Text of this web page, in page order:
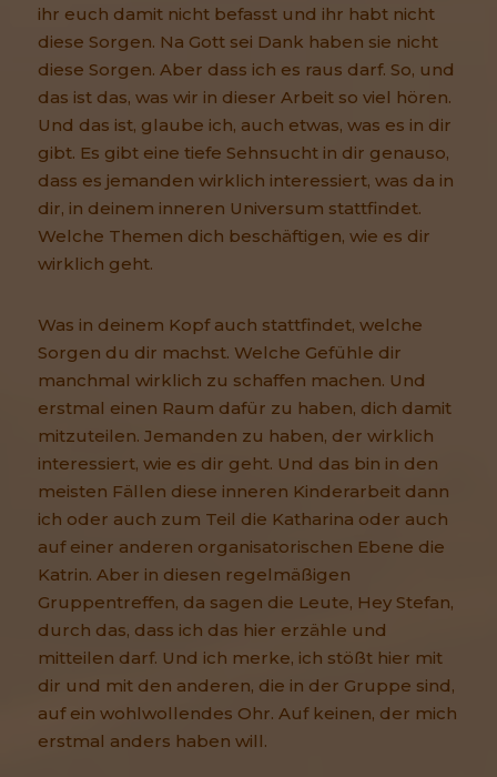
ihr euch damit nicht befasst und ihr habt nicht
diese Sorgen. Na Gott sei Dank haben sie nicht
diese Sorgen. Aber dass ich es raus darf. So, und
das ist das, was wir in dieser Arbeit so viel hören.
Und das ist, glaube ich, auch etwas, was es in dir
gibt. Es gibt eine tiefe Sehnsucht in dir genauso,
dass es jemanden wirklich interessiert, was da in
dir, in deinem inneren Universum stattfindet.
Welche Themen dich beschäftigen, wie es dir
wirklich geht.
Was in deinem Kopf auch stattfindet, welche
Sorgen du dir machst. Welche Gefühle dir
manchmal wirklich zu schaffen machen. Und
erstmal einen Raum dafür zu haben, dich damit
mitzuteilen. Jemanden zu haben, der wirklich
interessiert, wie es dir geht. Und das bin in den
meisten Fällen diese inneren Kinderarbeit dann
ich oder auch zum Teil die Katharina oder auch
auf einer anderen organisatorischen Ebene die
Katrin. Aber in diesen regelmäßigen
Gruppentreffen, da sagen die Leute, Hey Stefan,
durch das, dass ich das hier erzähle und
mitteilen darf. Und ich merke, ich stößt hier mit
dir und mit den anderen, die in der Gruppe sind,
auf ein wohlwollendes Ohr. Auf keinen, der mich
erstmal anders haben will.